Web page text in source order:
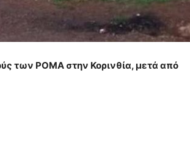
των ΡΟΜΑ στην Κορινθία, μετά από